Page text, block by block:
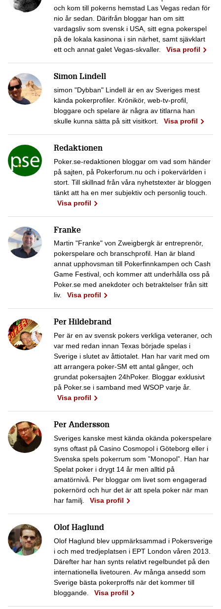
och kom till pokerns hemstad Las Vegas redan för
nio år sedan. Därifrån bloggar han om sitt
vardagsliv som svensk i USA, sitt egna pokerspel
på de lokala kasinona i sin närhet, samt sjävklart
ett och annat galet Vegas-skvaller.
Visa profil
Simon Lindell
simon "Dybban" Lindell är en av Sveriges mest
kända pokerprofiler. Krönikör, web-tv-profil,
bloggare och spelare är några av titlarna han
skulle kunna sätta på sitt visitkort.
Visa profil
Redaktionen
Poker.se-redaktionen bloggar om vad som händer
på sajten, på Pokerforum.nu och i pokervärlden i
stort. Till skillnad från våra nyhetstexter är bloggen
tänkt att ha en mer subjektiv och personlig touch.
Visa profil
Franke
Martin "Franke" von Zweigbergk är entreprenör,
pokerspelare och branschprofil. Han är bland
annat upphovsman till Pokerfinnkampen och Cash
Game Festival, och kommer att underhålla oss på
Poker.se med anekdoter och betraktelser från sitt
liv.
Visa profil
Per Hildebrand
Per är en av svensk pokers verkliga veteraner, och
var med redan innan Texas började spelas i
Sverige i slutet av åttiotalet. Han har varit med om
att arrangera poker-SM ett antal gånger, och
grundat pokersajten 24hPoker. Bloggar exklusivt
på Poker.se i samband med WSOP varje år.
Visa profil
Per Andersson
Sveriges kanske mest kända okända pokerspelare
syns oftast på Casino Cosmopol i Göteborg eller i
Svenska spels pokerrum som ”Monopol”. Han har
Spelat poker i drygt 14 år men alltid på
amatörnivå. Per bloggar om livet som engagerad
pokernörd och hur det är att spela poker när man
har familj.
Visa profil
Olof Haglund
Olof Haglund blev uppmärksammad i Pokersverige
i och med tredjeplatsen i EPT London våren 2013.
Därefter har han synts relativt regelbundet på den
internationella livetouren. Av många ansedd som
Sverige bästa pokerproffs när det kommer till
bloggande.
Visa profil